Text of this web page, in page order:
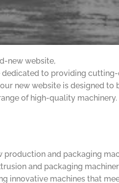
new website,
dedicated to providing
new website is designed to
of high-quality machinery.
production and packaging
and packaging
innovative machines that